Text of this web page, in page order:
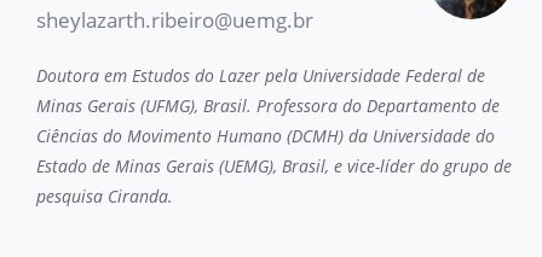
sheylazarth.ribeiro@uemg.br
Doutora em Estudos do Lazer pela Universidade Federal de
Minas Gerais (UFMG), Brasil. Professora do Departamento de
Ciências do Movimento Humano (DCMH) da Universidade do
Estado de Minas Gerais (UEMG), Brasil, e vice-líder do grupo de
pesquisa Ciranda.